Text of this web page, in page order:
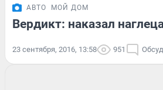
АВТО МОЙ ДОМ
Вердикт: наказал
23 сентября, 2016, 13:58 951